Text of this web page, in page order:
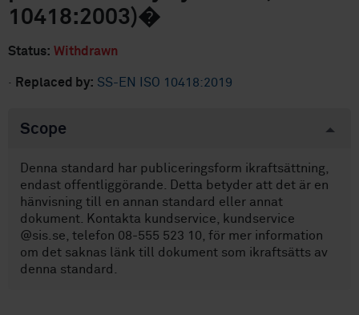
10418:2003)�
Status: Withdrawn
· Replaced by: SS-EN ISO 10418:2019
Scope
Denna standard har publiceringsform ikraftsättning,
endast offentliggörande. Detta betyder att det är en
hänvisning till en annan standard eller annat
dokument. Kontakta kundservice, kundservice
@sis.se, telefon 08-555 523 10, för mer information
om det saknas länk till dokument som ikraftsätts av
denna standard.